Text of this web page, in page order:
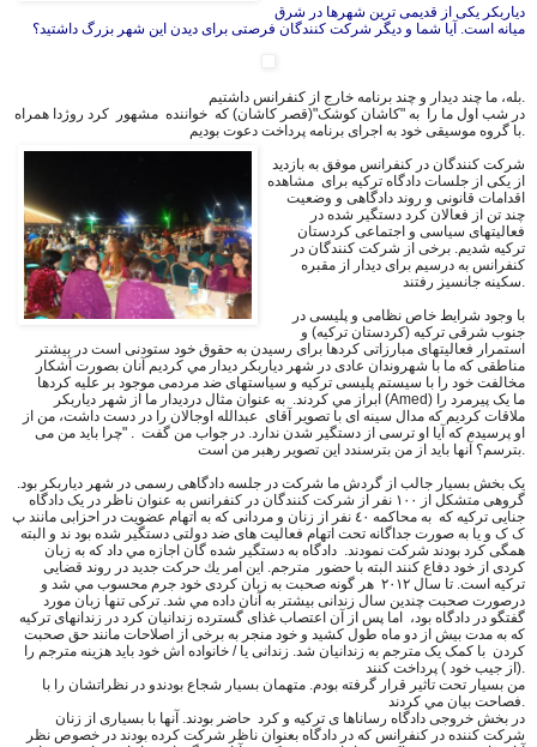
دیاربکر یکی از قدیمی ترین شهرها در شرق
میانه است. آیا شما و دیگر شرکت کنندگان فرصتی برای دیدن این شهر بزرگ داشتید؟
در شب اول ما را به "کاشان کوشک"(قصر کاشان) که خواننده مشهور کرد روژدا همراه
شرکت کنندگان در کنفرانس موفق به بازدید
از يكى از جلسات دادگاه تركيه برای مشاهده
اقدامات قانونی و روند دادگاهى و وضعیت
چند تن از فعالان کرد دستگير شده در
فعاليتهاى سياسى و اجتماعى كردستان
تركيه شدیم. برخی از شرکت کنندگان در
کنفرانس به درسیم برای دیدار از مقبره
با وجود شرایط خاص نظامى و پليسى در
جنوب شرقی ترکیه (کردستان تركيه) و
استمرار فعاليتهاى مبارزاتى كردها براى رسيدن به حقوق خود ستودنى است در بيشتر
مناطقى كه ما با شهروندان عادى در شهر دياربكر ديدار مي كرديم آنان بصورت آشكار
مخالفت خود را با سيستم پليسى تركيه و سياستهاى ضد مردمى موجود بر عليه كردها
ابراز مي كردند. به عنوان مثال درديدار ما از شهر دیاربکر (Amed) ما یک پیرمرد را
ملاقات كرديم که مدال سينه اى با تصوير آقای عبدالله اوجالان را در دست داشت، من از
او پرسیدم که آيا او ترسی از دستگیر شدن ندارد. در جواب من گفت . "چرا باید من می
یک بخش بسیار جالب از گردش ما شركت در جلسه دادگاهى رسمى در شهر دیاربکر بود.
گروهی متشكل از ١٠٠ نفر از شرکت کنندگان در کنفرانس به عنوان ناظر در یک دادگاه
جنایی ترکیه که به محاکمه ٤٠ نفر از زنان و مردانی که به اتهام عضویت در احزابى مانند پ
ک ک و یا به صورت جداگانه تحت اتهام فعاليت هاى ضد دولتی دستگیر شده بود ند و البته
همگى كرد بودند شركت نمودند. دادگاه به دستگير شده گان اجازه مي داد كه به زبان
کردی از خود دفاع کنند البته با حضور مترجم. این امر يك حركت جدید در روند قضایی
ترکیه است. تا سال ٢٠١٢ هر گونه صحبت به زبان كردى خود جرم محسوب مي شد و
درصورت صحبت چندين سال زندانى بيشتر به آنان داده مي شد. ترکی تنها زبان مورد
گفتگو در دادگاه بود، اما پس از آن اعتصاب غذای گسترده زندانيان كرد در زندانهاى تركيه
كه به مدت بیش از دو ماه طول كشيد و خود منجر به برخی از اصلاحات مانند حق صحبت
کردن با کمک یک مترجم به زندانيان شد. زندانی یا / خانواده اش خود بايد هزينه مترجم را
من بسیار تحت تاثیر قرار گرفته بودم. متهمان بسیار شجاع بودندو در نظراتشان را با
در بخش خروجی دادگاه رساناها ی ترکیه و کرد حاضر بودند. آنها با بسیاری از زنان
شرکت کننده در کنفرانس كه در دادگاه بعنوان ناظر شركت كرده بودند در خصوص نظر